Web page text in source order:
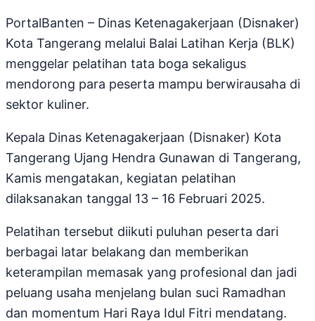
PortalBanten – Dinas Ketenagakerjaan (Disnaker)
Kota Tangerang melalui Balai Latihan Kerja (BLK)
menggelar pelatihan tata boga sekaligus
mendorong para peserta mampu berwirausaha di
sektor kuliner.
Kepala Dinas Ketenagakerjaan (Disnaker) Kota
Tangerang Ujang Hendra Gunawan di Tangerang,
Kamis mengatakan, kegiatan pelatihan
dilaksanakan tanggal 13 – 16 Februari 2025.
Pelatihan tersebut diikuti puluhan peserta dari
berbagai latar belakang dan memberikan
keterampilan memasak yang profesional dan jadi
peluang usaha menjelang bulan suci Ramadhan
dan momentum Hari Raya Idul Fitri mendatang.